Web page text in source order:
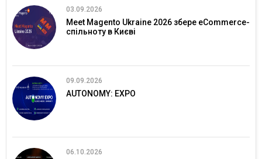
03.09.2026
Meet Magento Ukraine 2026 збере eCommerce-
спільноту в Києві
09.09.2026
AUTONOMY: EXPO
06.10.2026